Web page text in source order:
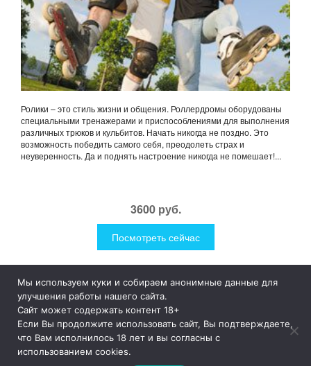
Ролики – это стиль жизни и общения. Роллердромы оборудованы
специальными тренажерами и приспособлениями для выполнения
различных трюков и кульбитов. Начать никогда не поздно. Это
возможность победить самого себя, преодолеть страх и
неуверенность. Да и поднять настроение никогда не помешает!...
3600 руб.
Посмотреть сейчас
1Like
© 20191Like– это необычные и прикольные подарки для
дома и улицы, интересная посуда, уникальные и необычные
гаджеты, причудливые дизайнерские разработки, а так же
Мы используем куки и собираем анонимные данные для
улучшения работы нашего сайта.
Сайт может содержать контент 18+
Если Вы продолжите использовать сайт, Вы подтверждаете,
что Вам исполнилось 18 лет и вы согласны с
использованием cookies.